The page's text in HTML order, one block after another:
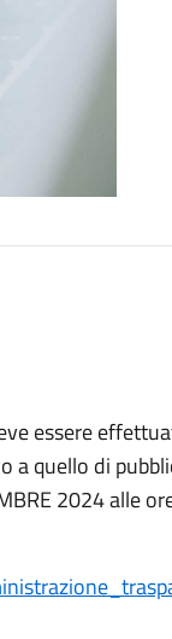
essere
quello di
2024 alle